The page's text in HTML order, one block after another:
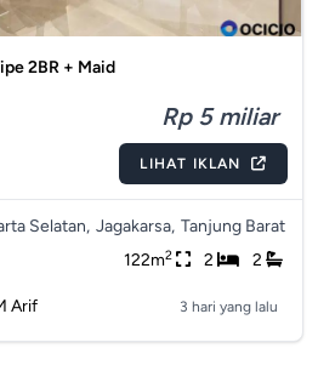
2BR + Maid
Rp 5 miliar
LIHAT IKLAN
Selatan, Jagakarsa, Tanjung Barat
122m2 2 2
Arif 3 hari yang lalu